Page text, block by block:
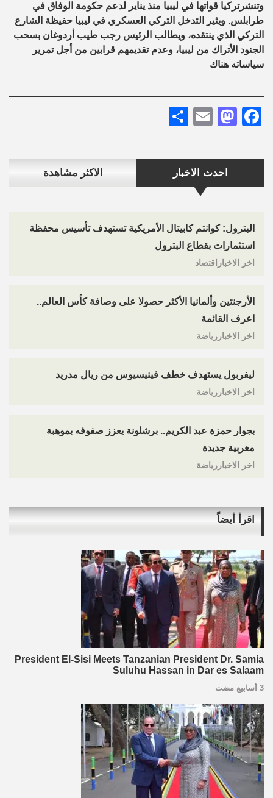
احدث الاخبار الاكثر مشاهدة
البترول: كوانتم كابيتال الأمريكية تستهدف تأسيس محفظة
استثمارات بقطاع البترول
اخر الاخباراقتصاد
الأرجنتين وألمانيا الأكثر حصولا على وصافة كأس العالم..
اعرف القائمة
اخر الاخباررياضة
ليفربول يستهدف خطف فينيسيوس من ريال مدريد
اخر الاخباررياضة
بجوار حمزة عبد الكريم.. برشلونة يعزز صفوفه بموهبة
مغربية جديدة
اخر الاخباررياضة
وتنشرتركيا قواتها في ليبيا منذ يناير لدعم حكومة الوفاق في
طرابلس. ويثير التدخل التركي العسكري في ليبيا حفيظة الشارع
التركي الذي ينتقده، ويطالب الرئيس رجب طيب أردوغان بسحب
الجنود الأتراك من ليبيا، وعدم تقديمهم قرابين من أجل تمرير
سياساته هناك
Facebook
Mastodon
Email
اقرأ أيضاً
President El-Sisi Meets Tanzanian President Dr. Samia
Suluhu Hassan in Dar es Salaam
3 أسابيع مضت